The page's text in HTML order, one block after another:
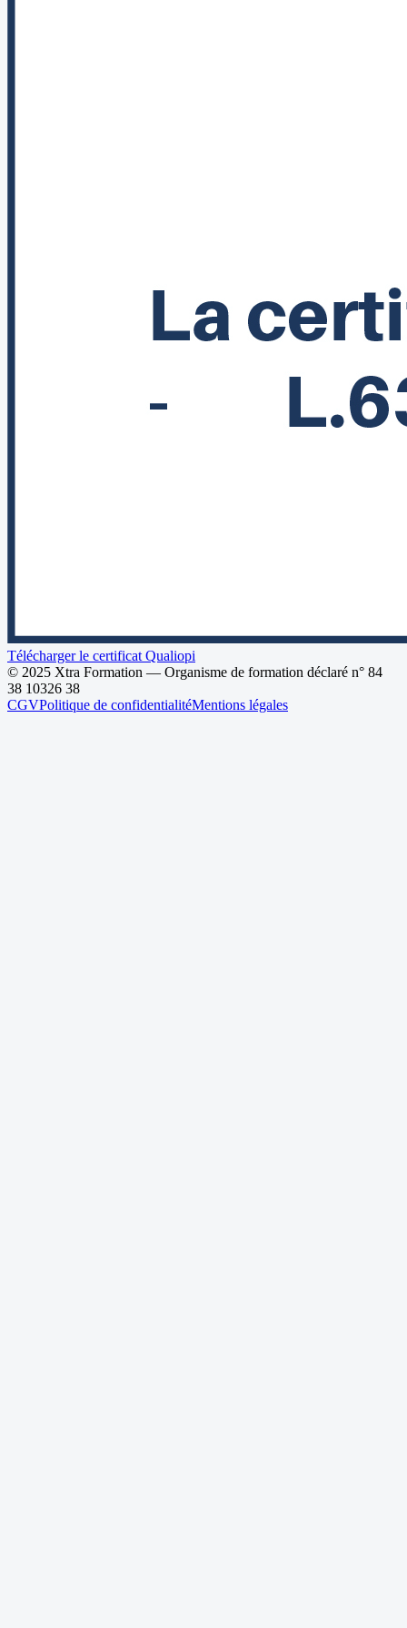
Télécharger le certificat Qualiopi
© 2025 Xtra Formation — Organisme de formation déclaré n° 84
38 10326 38
CGVPolitique de confidentialitéMentions légales